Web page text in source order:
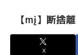
【mį】断捨
X